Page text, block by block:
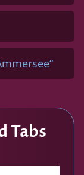
Ammersee“
Tabs